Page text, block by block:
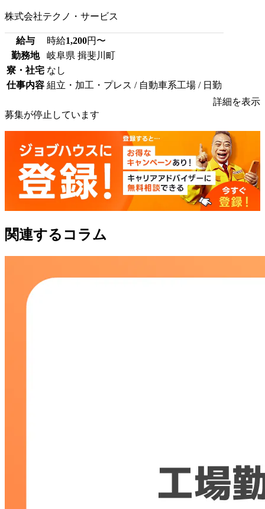
株式会社テクノ・サービス
給与 時給1,200円〜
勤務地
岐阜県 揖斐川町
寮・社宅 なし
仕事内容 組立・加工・プレス / 自動車系工場 / 日勤
詳細を表示
募集が停止しています
関連するコラム